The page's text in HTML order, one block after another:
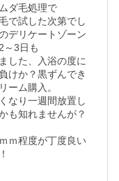
ダ毛処理で
で試した次第でし
デリケートゾーン
～3日も
した、入浴の度に
けか？黒ずんでき
ーム購入。
なり一週間放置し
も知れませんが？
ｍ程度が丁度良い